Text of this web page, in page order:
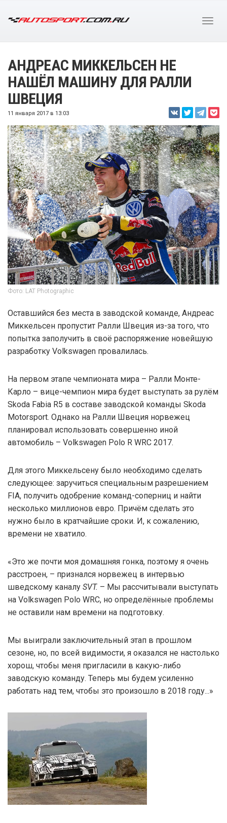
АНДРЕАС МИККЕЛЬСЕН НЕ
НАШЁЛ МАШИНУ ДЛЯ РАЛЛИ
ШВЕЦИЯ
11 января 2017 в 13:03
Фото: LAT Photographic
Оставшийся без места в заводской команде, Андреас
Миккельсен пропустит Ралли Швеция из-за того, что
попытка заполучить в своё распоряжение новейшую
разработку Volkswagen провалилась.
На первом этапе чемпионата мира – Ралли Монте-
Карло – вице-чемпион мира будет выступать за рулём
Skoda Fabia R5 в составе заводской команды Skoda
Motorsport. Однако на Ралли Швеция норвежец
планировал использовать совершенно иной
автомобиль – Volkswagen Polo R WRC 2017.
Для этого Миккельсену было необходимо сделать
следующее: заручиться специальным разрешением
FIA, получить одобрение команд-соперниц и найти
несколько миллионов евро. Причём сделать это
нужно было в кратчайшие сроки. И, к сожалению,
времени не хватило.
«Это же почти моя домашняя гонка, поэтому я очень
расстроен, – признался норвежец в интервью
шведскому каналу SVT. – Мы рассчитывали выступать
на Volkswagen Polo WRC, но определённые проблемы
не оставили нам времени на подготовку.
Мы выиграли заключительный этап в прошлом
сезоне, но, по всей видимости, я оказался не настолько
хорош, чтобы меня пригласили в какую-либо
заводскую команду. Теперь мы будем усиленно
работать над тем, чтобы это произошло в 2018 году...»